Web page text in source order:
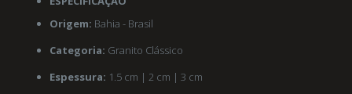
Origem: Bahia - Brasil
Categoria: Granito Clássico
Espessura: 1.5 cm | 2 cm | 3 cm